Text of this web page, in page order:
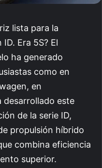
lista para la
Era 5S? El
ha generado
como en
en
desarrollado este
de la serie ID,
propulsión híbrido
combina eficiencia
superior.